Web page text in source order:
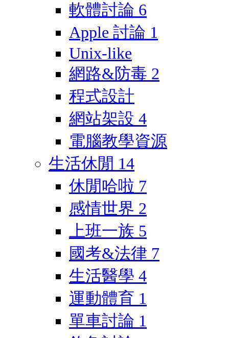
軟體討論 6
Apple 討論 1
Unix-like
網路&防毒 2
程式設計
網站架設 4
電腦教學資源
生活休閒 14
休閒哈啦 7
感情世界 2
上班一族 5
國考&法律 7
生活醫學 4
運動體育 1
單車討論 1